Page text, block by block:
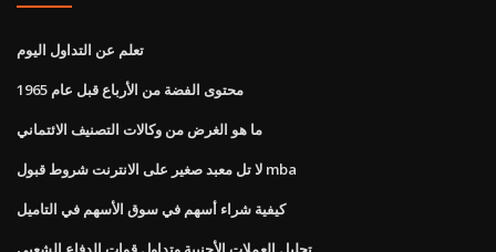
تعلم عن التداول اليوم
محتوى الفضة من الأرباع قبل عام 1965
ما هو الغرض من وكالات التصنيف الائتماني
لا تل معبد صغير على الانترنت شروط قبول mba
كيفية شراء أسهم في سوق الأسهم في التاميل